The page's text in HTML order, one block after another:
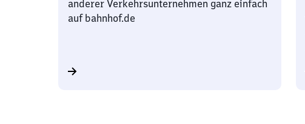
anderer Verkehrsunternehmen ganz einfach
auf bahnhof.de